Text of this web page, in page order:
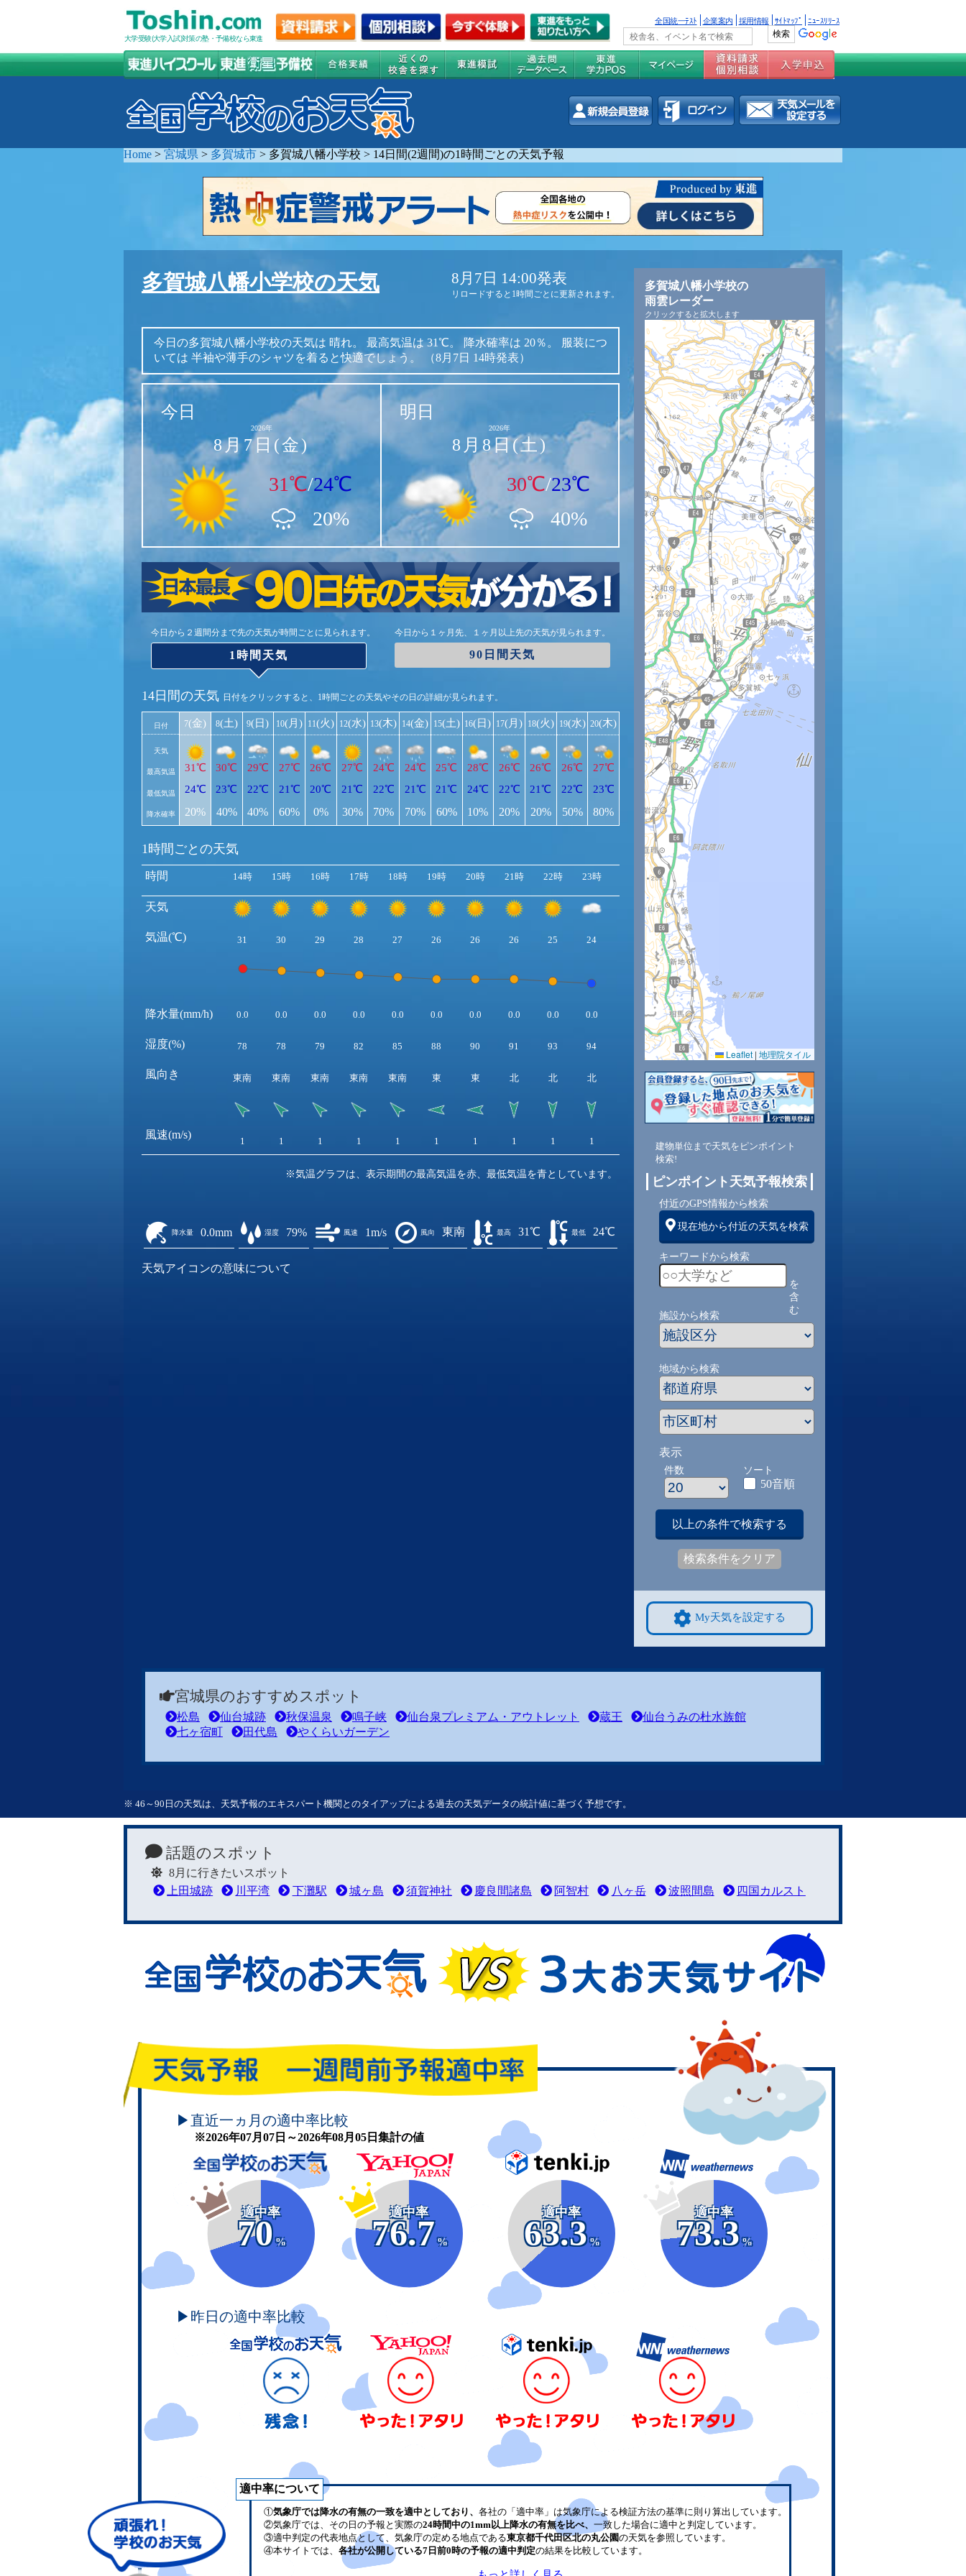
大学受験(大学入試)対策の塾・予備校なら東進
全国統一ﾃｽﾄ 企業案内 採用情報 ｻｲﾄﾏｯﾌﾟ ﾆｭｰｽﾘﾘｰｽ
Home > 宮城県 > 多賀城市 > 多賀城八幡小学校 > 14日間(2週間)の1時間ごとの天気予報
多賀城八幡小学校の天気 8月7日 14:00発表
リロードすると1時間ごとに更新されます。
今日の多賀城八幡小学校の天気は 晴れ。 最高気温は 31℃。 降水確率は 20％。
服装につ
いては 半袖や薄手のシャツを着ると快適でしょう。 （8月7日 14時発表）
今日
2026年
8月7日(金)
31℃/24℃
20%
明日
2026年
8月8日(土)
30℃/23℃
40%
今日から２週間分まで先の天気が時間ごとに見られます。
1時間天気
今日から１ヶ月先、１ヶ月以上先の天気が見られます。
90日間天気
14日間の天気 日付をクリックすると、1時間ごとの天気やその日の詳細が見られます。
日付
天気
最高気温
最低気温
降水確率
7(金)
31℃
24℃
20%
8(土)
30℃
23℃
40%
9(日)
29℃
22℃
40%
10(月)
27℃
21℃
60%
11(火)
26℃
20℃
0%
12(水)
27℃
21℃
30%
13(木)
24℃
22℃
70%
14(金)
24℃
21℃
70%
15(土)
25℃
21℃
60%
16(日)
28℃
24℃
10%
17(月)
26℃
22℃
20%
18(火)
26℃
21℃
20%
19(水)
26℃
22℃
50%
20(木)
27℃
23℃
80%
1時間ごとの天気
時間
天気
気温(℃)
降水量(mm/h)
湿度(%)
風向き
風速(m/s)
14時 15時 16時 17時 18時 19時 20時 21時 22時 23時
31 30 29 28 27 26 26 26 25 24
0.0 0.0 0.0 0.0 0.0 0.0 0.0 0.0 0.0 0.0
78 78 79 82 85 88 90 91 93 94
東南 東南 東南 東南 東南 東 東 北 北 北
1 1 1 1 1 1 1 1 1 1
※気温グラフは、表示期間の最高気温を赤、最低気温を青としています。
降水量 0.0mm 湿度 79% 風速 1m/s 風向 東南 最高 31℃ 最低 24℃
天気アイコンの意味について
多賀城八幡小学校の
雨雲レーダー
クリックすると拡大します
Leaflet | 地理院タイル
建物単位まで天気をピンポイント
検索!
ピンポイント天気予報検索
付近のGPS情報から検索
現在地から付近の天気を検索
キーワードから検索
を
含
む
施設から検索
地域から検索
表示
件数 ソート
50音順
以上の条件で検索する
検索条件をクリア
My天気を設定する
宮城県のおすすめスポット
松島 仙台城跡 秋保温泉 鳴子峡 仙台泉プレミアム・アウトレット 蔵王
仙台うみの杜水族館
七ヶ宿町
田代島 やくらいガーデン
※ 46～90日の天気は、天気予報のエキスパート機関とのタイアップによる過去の天気データの統計値に基づく予想です。
話題のスポット
8月に行きたいスポット
上田城跡
川平湾 下灘駅 城ヶ島 須賀神社 慶良間諸島 阿智村 八ヶ岳 波照間島 四国カルスト
頑張れ！学校のお天気
▶直近一ヵ月の適中率比較
※2026年07月07日～2026年08月05日集計の値
適中率
70
%
適中率
76.7
%
適中率
63.3
%
適中率
73.3
%
▶昨日の適中率比較
適中率について
①気象庁では降水の有無の一致を適中としており、 各社の「適中率」は気象庁による検証方法の基準に則り算出しています。
②気象庁では、その日の予報と実際の24時間中の1mm以上降水の有無を比べ、 一致した場合に適中と判定しています。
③適中判定の代表地点として、気象庁の定める地点である東京都千代田区北の丸公園の天気を参照しています。
④本サイトでは、 各社が公開している7日前0時の予報の適中判定の結果を比較しています。